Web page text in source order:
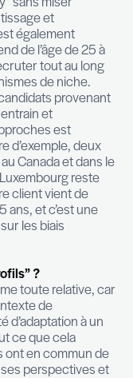
stratégie de
capacité à
besoins et à y
tout en
employeur),
de recrutement
de manière
et
est cruciale.
par un poste
lui
Nous
qui
play” sans
et